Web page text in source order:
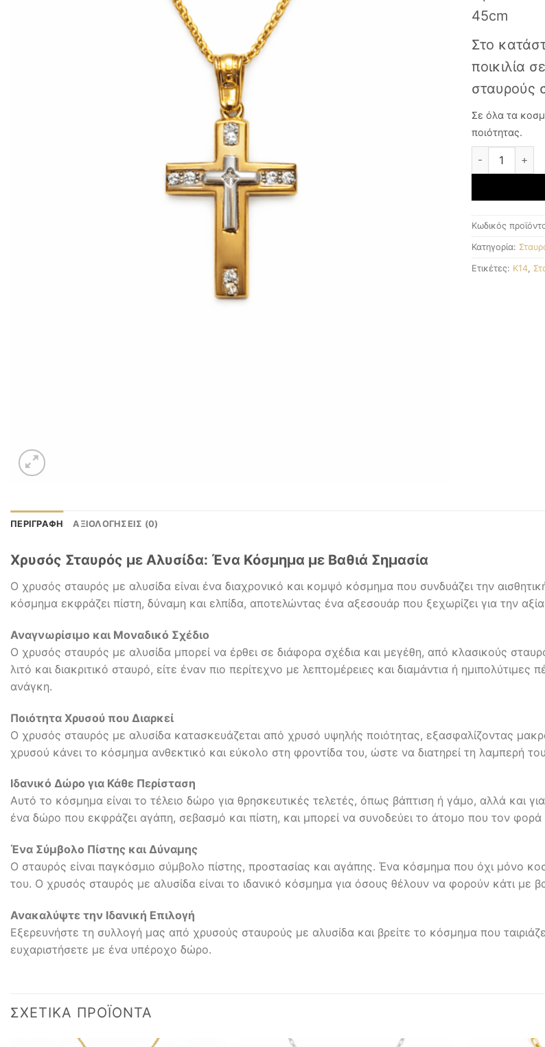
45cm
Στο
ποικιλία
σταυρούς
Σε όλα τα
ποιότητας.
Χρυσός
Κωδικός
Κατηγορία:
Ετικέτες: K14
ΠΕΡΙΓΡΑΦΉ ΑΞΙΟΛΟΓΉΣΕΙΣ (0)
Χρυσός Σταυρός με Αλυσίδα: Ένα Κόσμημα με Βαθιά Σημασία
Ο χρυσός σταυρός με αλυσίδα είναι ένα διαχρονικό και κομψό κόσμημα που συνδυάζει την
κόσμημα εκφράζει πίστη, δύναμη και ελπίδα, αποτελώντας ένα αξεσουάρ που ξεχωρίζει για την
Αναγνωρίσιμο και Μοναδικό Σχέδιο
Ο χρυσός σταυρός με αλυσίδα μπορεί να έρθει σε διάφορα σχέδια και μεγέθη, από κλασικούς
λιτό και διακριτικό σταυρό, είτε έναν πιο περίτεχνο με λεπτομέρειες και διαμάντια ή
ανάγκη.
Ποιότητα Χρυσού που Διαρκεί
Ο χρυσός σταυρός με αλυσίδα κατασκευάζεται από χρυσό υψηλής ποιότητας, εξασφαλίζοντας
χρυσού κάνει το κόσμημα ανθεκτικό και εύκολο στη φροντίδα του, ώστε να διατηρεί τη λαμπερή
Ιδανικό Δώρο για Κάθε Περίσταση
Αυτό το κόσμημα είναι το τέλειο δώρο για θρησκευτικές τελετές, όπως βάπτιση ή γάμο, αλλά και
ένα δώρο που εκφράζει αγάπη, σεβασμό και πίστη, και μπορεί να συνοδεύει το άτομο που τον φορά
Ένα Σύμβολο Πίστης και Δύναμης
Ο σταυρός είναι παγκόσμιο σύμβολο πίστης, προστασίας και αγάπης. Ένα κόσμημα που όχι μόνο
του. Ο χρυσός σταυρός με αλυσίδα είναι το ιδανικό κόσμημα για όσους θέλουν να φορούν κάτι με
Ανακαλύψτε την Ιδανική Επιλογή
Εξερευνήστε τη συλλογή μας από χρυσούς σταυρούς με αλυσίδα και βρείτε το κόσμημα που
ευχαριστήσετε με ένα υπέροχο δώρο.
ΣΧΕΤΙΚΆ ΠΡΟΪΌΝΤΑ